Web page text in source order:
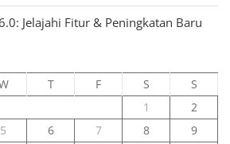
Jelajahi Fitur & Peningkatan Baru
T F S
S
1
2
5 6 7 8
9